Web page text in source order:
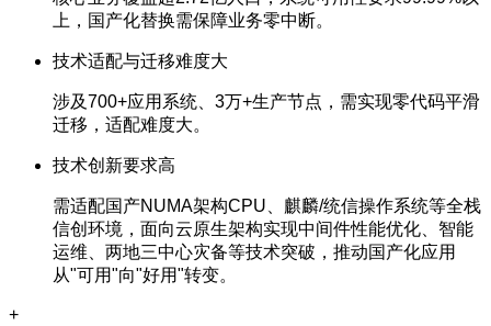
上，国产化替换需保障业务零中断。
技术适配与迁移难度大
涉及700+应用系统、3万+生产节点，需实现零代码平滑
迁移，适配难度大。
技术创新要求高
需适配国产NUMA架构CPU、麒麟/统信操作系统等全栈
信创环境，面向云原生架构实现中间件性能优化、智能
运维、两地三中心灾备等技术突破，推动国产化应用
从"可用"向"好用"转变。
+